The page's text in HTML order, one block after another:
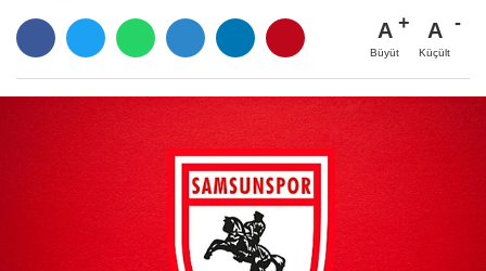
A
Büyüt
A
Küçült